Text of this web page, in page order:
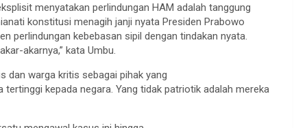
menyatakan perlindungan HAM adalah tanggung
konstitusi menagih janji nyata Presiden Prabowo
perlindungan kebebasan sipil dengan tindakan nyata.
akarnya,” kata Umbu.
dan warga kritis sebagai pihak yang
kepada negara. Yang tidak patriotik adalah mereka